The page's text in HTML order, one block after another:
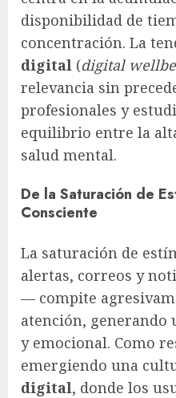
disponibilidad de
concentración. La
digital (digital
relevancia sin
profesionales y
equilibrio entre la
salud mental.
De la Saturación de
Consciente
La saturación de
alertas, correos y
— compite
atención, generando
y emocional. Como
emergiendo una
digital, donde los